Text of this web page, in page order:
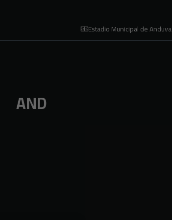
Estadio Municipal de Anduva
AND